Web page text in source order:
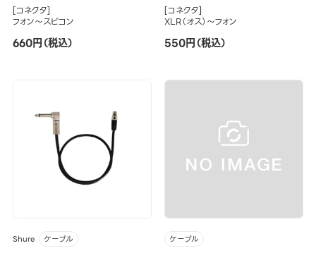
[コネクタ]
フォン～スピコン
660円（税込）
[コネクタ]
XLR（オス）～フォン
550円（税込）
Shure ケーブル ケーブル